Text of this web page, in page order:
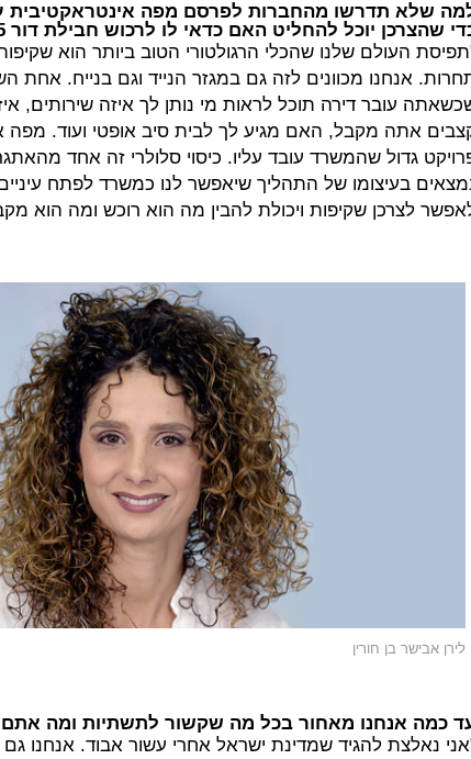
שלא תדרשו מהחברות לפרסם מפה אינטראקטיבית
שהצרכן יוכל להחליט האם כדאי לו לרכוש חבילת דור 5 יקרה יותר?
העולם שלנו שהכלי הרגולטורי הטוב ביותר הוא
אנחנו מכוונים לזה גם במגזר הנייד וגם בנייח. אחת
עובר דירה תוכל לראות מי נותן לך איזה שירותים,
אתה מקבל, האם מגיע לך לבית סיב אופטי ועוד. מפה
גדול שהמשרד עובד עליו. כיסוי סלולרי זה אחד
בעיצומו של התהליך שיאפשר לנו כמשרד לפתח עיניים
לצרכן שקיפות ויכולת להבין מה הוא רוכש ומה הוא
לירן אבישר בן חורין
כמה אנחנו מאחור בכל מה שקשור לתשתיות ומה אתם
נאלצת להגיד שמדינת ישראל אחרי עשור אבוד. אנחנו